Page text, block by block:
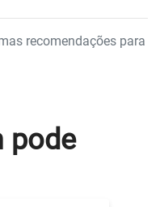
recomendações para
pode